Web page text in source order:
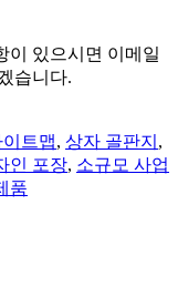
이 있으시면 이메일
습니다.
트맵, 상자 골판지 ,
인 포장, 소규모 사업
품